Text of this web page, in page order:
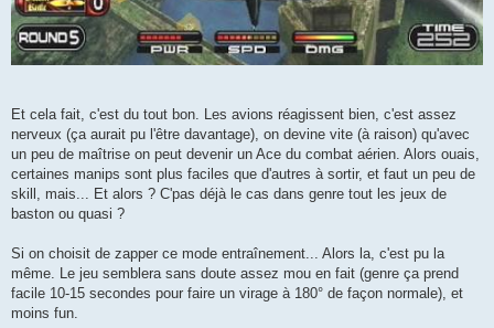
Et cela fait, c'est du tout bon. Les avions réagissent bien, c'est assez
nerveux (ça aurait pu l'être davantage), on devine vite (à raison) qu'avec
un peu de maîtrise on peut devenir un Ace du combat aérien. Alors ouais,
certaines manips sont plus faciles que d'autres à sortir, et faut un peu de
skill, mais... Et alors ? C'pas déjà le cas dans genre tout les jeux de
baston ou quasi ?
Si on choisit de zapper ce mode entraînement... Alors la, c'est pu la
même. Le jeu semblera sans doute assez mou en fait (genre ça prend
facile 10-15 secondes pour faire un virage à 180° de façon normale), et
moins fun.